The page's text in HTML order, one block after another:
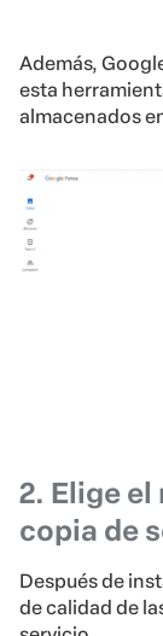
Además,
esta
almacenados
2. Elige el
copia de
Después de
de calidad de